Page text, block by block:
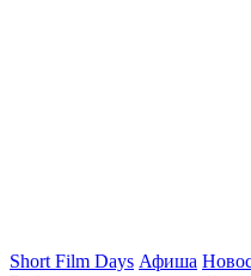
Short Film Days Афиша